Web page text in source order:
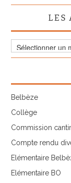
LES
Belbèze
Collège
Commission
Compte rendu
Elémentaire
Elémentaire BO